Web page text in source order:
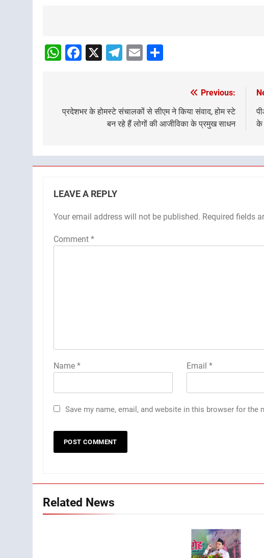
Navigation
WhatsApp
Facebook
X Telegram
Email
navigation
Previous:
प्रदेशभर के होमस्टे संचालकों से सीएम ने किया संवाद, होम स्टे
बन रहे हैं लोगों की आजीविका के प्रमुख साधन
के
LEAVE A REPLY
Your email address will not be published. Required fields
Comment *
Name * Email *
Save my name, email, and website in this browser for the
Related News